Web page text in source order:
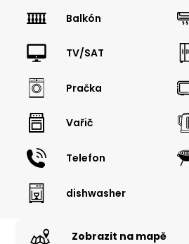
Balkón
TV/SAT
Pračka
Vařič
Telefon
dishwasher
Zobrazit na mapě